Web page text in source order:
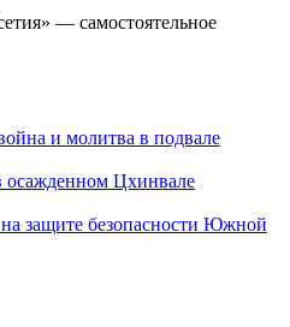
— самостоятельное
и молитва в подвале
Цхинвале
на защите безопасности Южной